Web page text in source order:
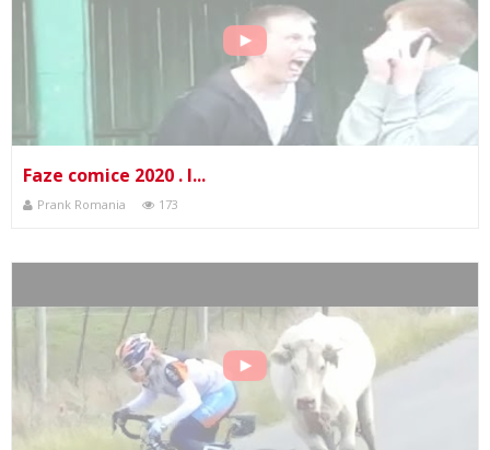
Faze comice 2020 . I...
Prank Romania 173